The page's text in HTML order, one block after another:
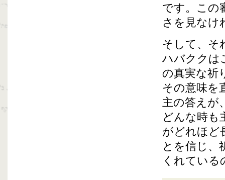
です。この
さを見なけ
そして、そ
ハバククは
の真実な祈
その意味を
主の答えが
どんな時も
がどれほど
とを信じ、
くれている